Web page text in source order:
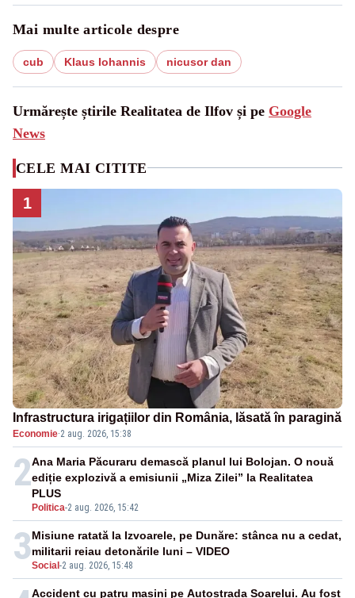
Mai multe articole despre
cub Klaus Iohannis nicusor dan
Urmărește știrile Realitatea de Ilfov și pe Google
News
CELE MAI CITITE
1
Infrastructura irigațiilor din România, lăsată în paragină
Economie·2 aug. 2026, 15:38
2
Politica-2 aug. 2026, 15:42
Ana Maria Păcuraru demască planul lui Bolojan. O nouă
ediție explozivă a emisiunii „Miza Zilei” la Realitatea
PLUS
3Social -2 aug. 2026, 15:48
Misiune ratată la Izvoarele, pe Dunăre: stânca nu a cedat,
militarii reiau detonările luni – VIDEO
Accident cu patru mașini pe Autostrada Soarelui. Au fost